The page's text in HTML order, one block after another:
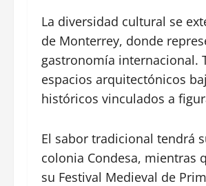
La diversidad cultural se
de Monterrey, donde
gastronomía internacional.
espacios arquitectónicos
históricos vinculados a
El sabor tradicional tendrá
colonia Condesa, mientras
su Festival Medieval de